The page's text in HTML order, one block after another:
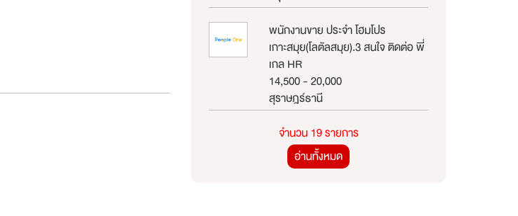
พนักงานขาย ประจำ โฮมโปร
เกาะสมุย(โลตัลสมุย).3 สนใจ ติดต่อ พี่
เกล HR
14,500 - 20,000
สุราษฎร์ธานี
จำนวน 19 รายการ
อ่านทั้งหมด